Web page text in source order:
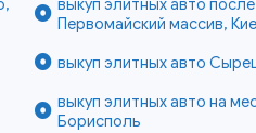
выкуп элитных авто
Первомайский массив,
выкуп элитных авто
выкуп элитных авто на
Борисполь